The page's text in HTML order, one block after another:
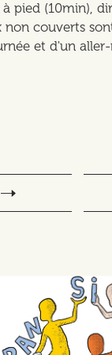
pied (10min),
couverts
et d'un